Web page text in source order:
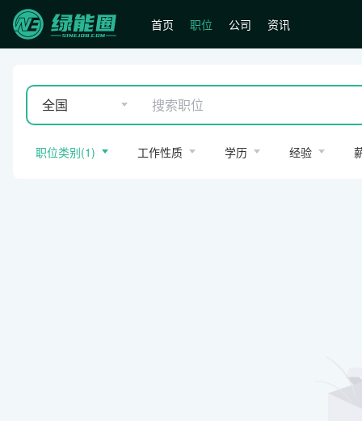
首页 职位 公司 资讯
全国
职位类别(1) 工作性质 学历 经验